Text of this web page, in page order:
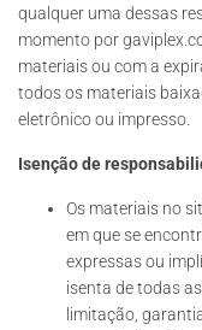
qualquer uma dessas
momento por
materiais ou com a
todos os materiais
eletrônico ou impresso.
Isenção de
Os materiais no
em que se
expressas ou
isenta de todas
limitação,